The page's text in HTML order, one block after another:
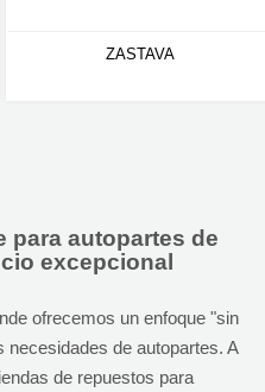
ZASTAVA
para autopartes de
excepcional
ofrecemos un enfoque "sin
de autopartes. A
de repuestos para